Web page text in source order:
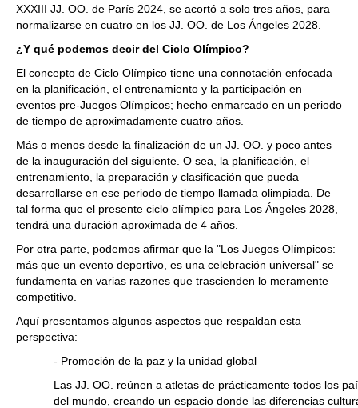
XXXIII JJ. OO. de París 2024, se acortó a solo tres años, para
normalizarse en cuatro en los JJ. OO. de Los Ángeles 2028.
¿Y qué podemos decir del Ciclo Olímpico?
El concepto de Ciclo Olímpico tiene una connotación enfocada
en la planificación, el entrenamiento y la participación en
eventos pre-Juegos Olímpicos; hecho enmarcado en un periodo
de tiempo de aproximadamente cuatro años.
Más o menos desde la finalización de un JJ. OO. y poco antes
de la inauguración del siguiente. O sea, la planificación, el
entrenamiento, la preparación y clasificación que pueda
desarrollarse en ese periodo de tiempo llamada olimpiada. De
tal forma que el presente ciclo olímpico para Los Ángeles 2028,
tendrá una duración aproximada de 4 años.
Por otra parte, podemos afirmar que la "Los Juegos Olímpicos:
más que un evento deportivo, es una celebración universal" se
fundamenta en varias razones que trascienden lo meramente
competitivo.
Aquí presentamos algunos aspectos que respaldan esta
perspectiva:
- Promoción de la paz y la unidad global
Las JJ. OO. reúnen a atletas de prácticamente todos los
del mundo, creando un espacio donde las diferencias